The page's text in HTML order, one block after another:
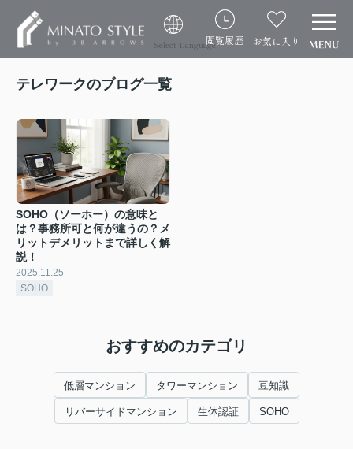
Select Language閲覧履歴 お気に入り
テレワークのブログ一覧
SOHO（ソーホー）の意味と
は？事務所可と何が違うの？メ
リットデメリットまで詳しく解
説！
2025.11.25
SOHO
おすすめのカテゴリ
低層マンション タワーマンション 豆知識
リバーサイドマンション 生体認証 SOHO